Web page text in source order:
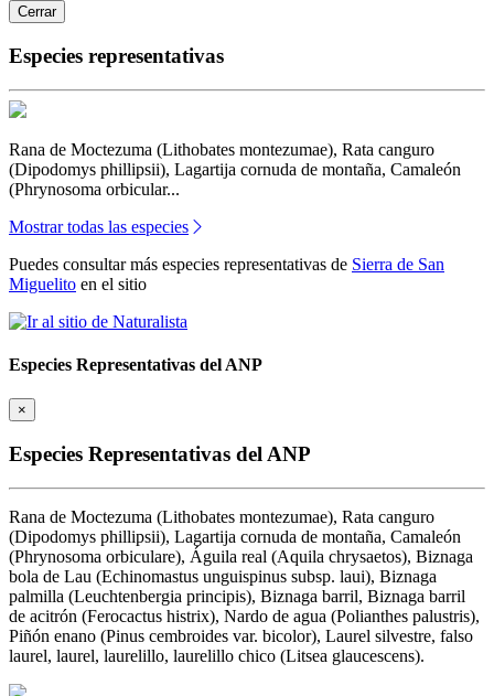
Cerrar
Especies representativas
Rana de Moctezuma (Lithobates montezumae), Rata canguro
(Dipodomys phillipsii), Lagartija cornuda de montaña, Camaleón
(Phrynosoma orbicular...
Mostrar todas las especies
Puedes consultar más especies representativas de Sierra de San
Miguelito en el sitio
Especies Representativas del ANP
×
Especies Representativas del ANP
Rana de Moctezuma (Lithobates montezumae), Rata canguro
(Dipodomys phillipsii), Lagartija cornuda de montaña, Camaleón
(Phrynosoma orbiculare), Águila real (Aquila chrysaetos), Biznaga
bola de Lau (Echinomastus unguispinus subsp. laui), Biznaga
palmilla (Leuchtenbergia principis), Biznaga barril, Biznaga barril
de acitrón (Ferocactus histrix), Nardo de agua (Polianthes palustris),
Piñón enano (Pinus cembroides var. bicolor), Laurel silvestre, falso
laurel, laurel, laurelillo, laurelillo chico (Litsea glaucescens).